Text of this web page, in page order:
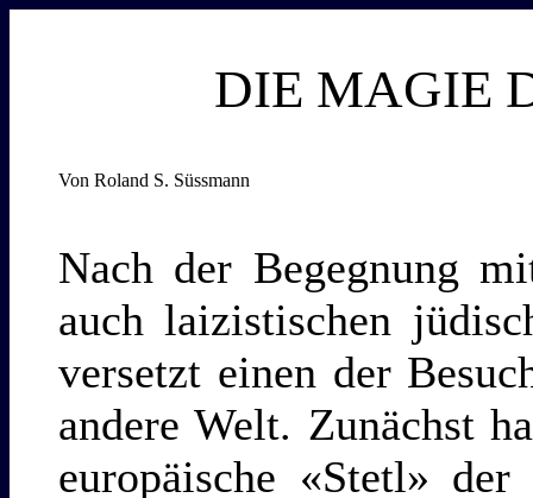
DIE MAGIE
Von Roland S. Süssmann
Nach der Begegnung
auch laizistischen
versetzt einen der
andere Welt. Zunächst
europäische «Stetl»